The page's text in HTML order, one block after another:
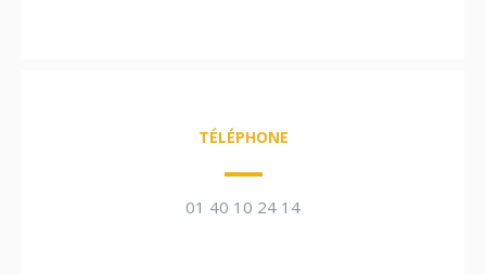
TÉLÉPHONE
01 40 10 24 14